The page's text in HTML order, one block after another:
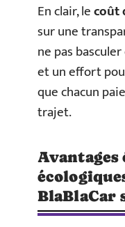
En clair, lecoût
sur une
ne pas
et un effort
que chacun
trajet.
Avantages
BlaBlaCar